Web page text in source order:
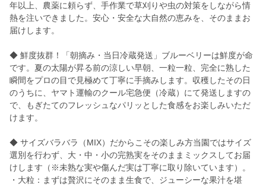
年以上、農薬に頼らず、手作業で草刈りや虫の対策をしながら情
熱を注いできました。安心・安全な大自然の恵みを、そのままお
届けします。
◆ 鮮度抜群！「朝摘み・当日冷蔵発送」ブルーベリーは鮮度が命
です。夏の太陽が昇る前の涼しい早朝、一粒一粒、完全に熟した
瞬間をプロの目で見極めて丁寧に手摘みします。収穫したその日
のうちに、ヤマト運輸のクール宅急便（冷蔵）にて発送しますの
で、もぎたてのフレッシュなパリッとした食感をお楽しみいただ
けます。
◆ サイズバラバラ（MIX）だからこその楽しみ方当園ではサイズ
選別を行わず、大・中・小の完熟実をそのままミックスしてお届
けします（※未熟な実や傷んだ実は丁寧に取り除いています）。
・大粒：まずは贅沢にそのまま生食で、ジューシーな果汁を堪